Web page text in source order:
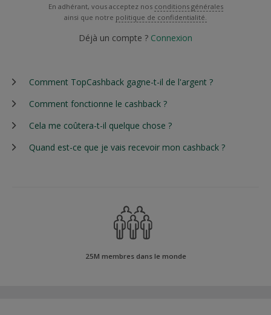
En adhérant, vous acceptez nos conditions générales
ainsi que notre politique de confidentialité.
Déjà un compte ? Connexion
Comment TopCashback gagne-t-il de l'argent ?
Comment fonctionne le cashback ?
Cela me coûtera-t-il quelque chose ?
Quand est-ce que je vais recevoir mon cashback ?
25M membres dans le monde